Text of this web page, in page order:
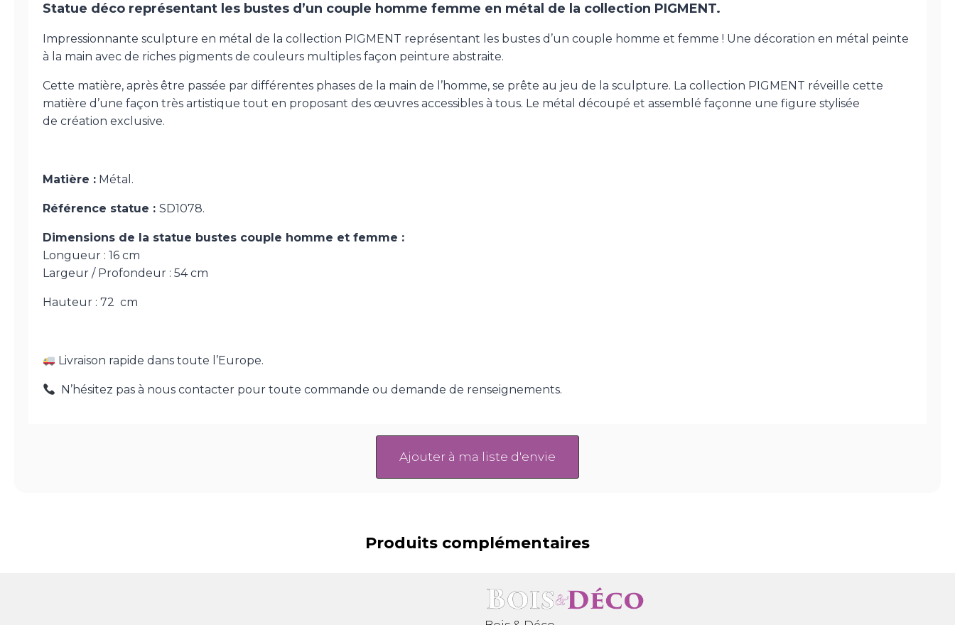
Statue déco représentant les bustes d’un couple homme femme en métal de la collection PIGMENT.
Impressionnante sculpture en métal de la collection PIGMENT représentant les bustes d’un couple homme et femme ! Une décoration en métal peinte
à la main avec de riches pigments de couleurs multiples façon peinture abstraite.
Cette matière, après être passée par différentes phases de la main de l’homme, se prête au jeu de la sculpture. La collection PIGMENT réveille cette
matière d’une façon très artistique tout en proposant des œuvres accessibles à tous. Le métal découpé et assemblé façonne une figure stylisée
de création exclusive.
Matière : Métal.
Référence statue : SD1078.
Dimensions de la statue bustes couple homme et femme :
Longueur : 16 cm
Largeur / Profondeur : 54 cm
Hauteur : 72 cm
Livraison rapide dans toute l’Europe.
N’hésitez pas à nous contacter pour toute commande ou demande de renseignements.
Ajouter à ma liste d'envie
Produits complémentaires